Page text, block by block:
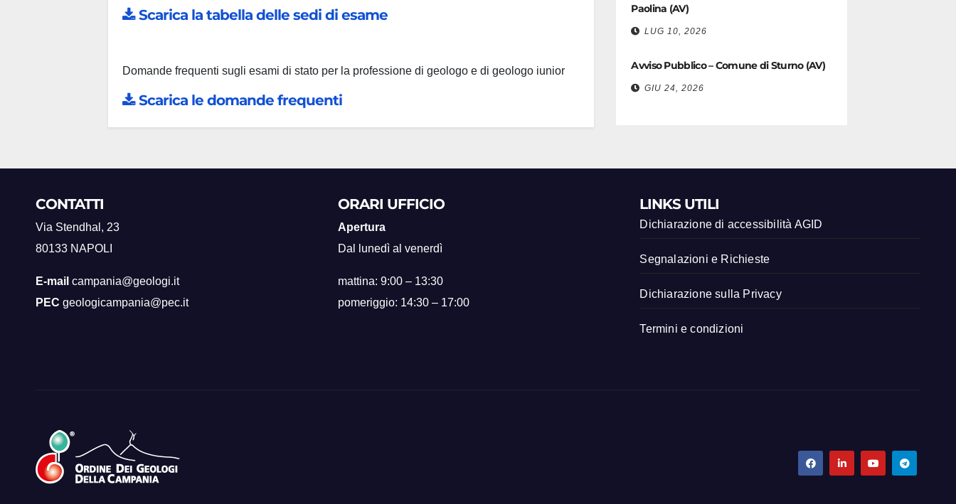
Scarica la tabella delle sedi di esame
Domande frequenti sugli esami di stato per la professione di geologo e di geologo iunior
Scarica le domande frequenti
Paolina (AV)
LUG 10, 2026
Avviso Pubblico – Comune di Sturno (AV)
GIU 24, 2026
CONTATTI
Via Stendhal, 23
80133 NAPOLI
E-mail campania@geologi.it
PEC geologicampania@pec.it
ORARI UFFICIO
Apertura
Dal lunedì al venerdì
mattina: 9:00 – 13:30
pomeriggio: 14:30 – 17:00
LINKS UTILI
Dichiarazione di accessibilità AGID
Segnalazioni e Richieste
Dichiarazione sulla Privacy
Termini e condizioni